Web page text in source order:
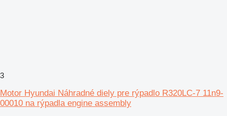
3
Motor Hyundai Náhradné diely pre rýpadlo R320LC-7 11n9-
00010 na rýpadla engine assembly